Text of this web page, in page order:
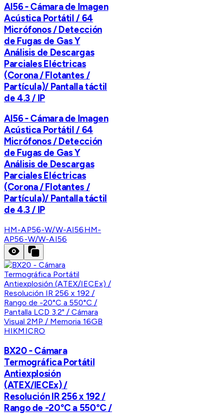
AI56 - Cámara de Imagen
Acústica Portátil / 64
Micrófonos / Detección
de Fugas de Gas Y
Análisis de Descargas
Parciales Eléctricas
(Corona / Flotantes /
Partícula)/ Pantalla táctil
de 4.3 / IP
AI56 - Cámara de Imagen
Acústica Portátil / 64
Micrófonos / Detección
de Fugas de Gas Y
Análisis de Descargas
Parciales Eléctricas
(Corona / Flotantes /
Partícula)/ Pantalla táctil
de 4.3 / IP
HM-AP56-W/W-AI56HM-
AP56-W/W-AI56
HIKMICRO
BX20 - Cámara
Termográfica Portátil
Antiexplosión
(ATEX/IECEx) /
Resolución IR 256 x 192 /
Rango de -20°C a 550°C /